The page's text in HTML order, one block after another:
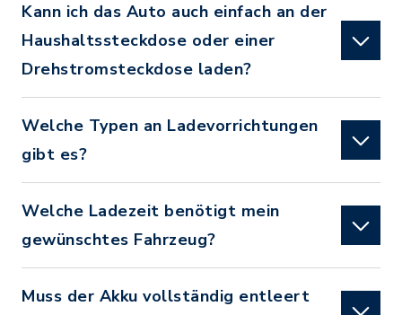
Kann ich das Auto auch einfach an der
Haushaltssteckdose oder einer
Drehstromsteckdose laden?
Welche Typen an Ladevorrichtungen
gibt es?
Welche Ladezeit benötigt mein
gewünschtes Fahrzeug?
Muss der Akku vollständig entleert